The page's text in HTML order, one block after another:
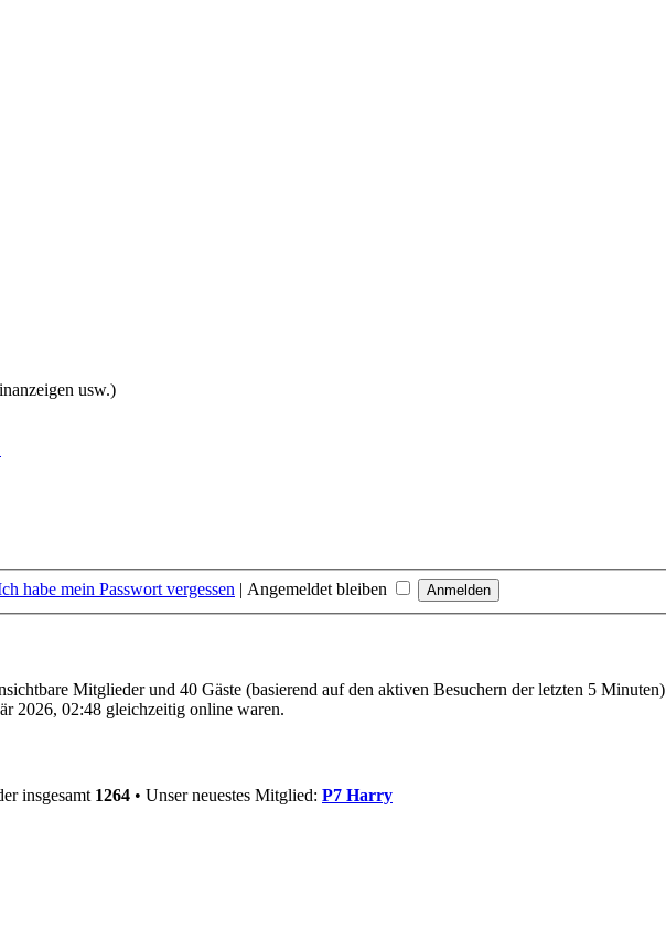
usw.)
habe mein Passwort vergessen | Angemeldet bleiben
Mitglieder und 40 Gäste (basierend auf den aktiven Besuchern der letzten 5 Minuten)
2026, 02:48 gleichzeitig online waren.
insgesamt 1264 • Unser neuestes Mitglied: P7 Harry